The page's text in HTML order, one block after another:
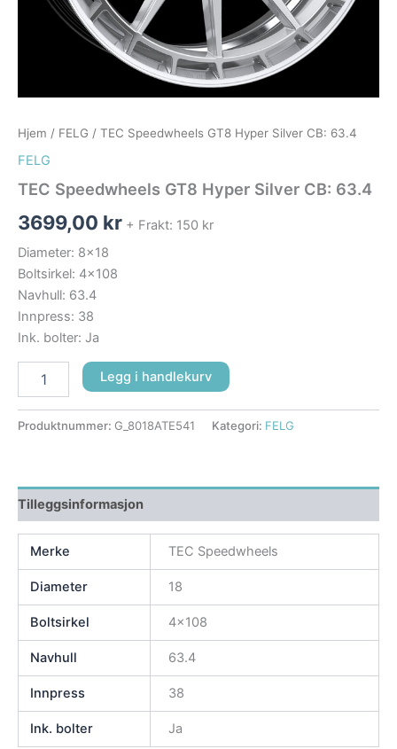
Hjem / FELG / TEC Speedwheels GT8 Hyper Silver CB: 63.4
FELG
TEC Speedwheels GT8 Hyper Silver CB: 63.4
3699,00 kr + Frakt: 150 kr
Diameter: 8×18
Boltsirkel: 4×108
Navhull: 63.4
Innpress: 38
Ink. bolter: Ja
Legg i handlekurv
Produktnummer: G_8018ATE541 Kategori: FELG
Tilleggsinformasjon
Merke TEC Speedwheels
Diameter 18
Boltsirkel 4×108
Navhull 63.4
Innpress 38
Ink. bolter Ja